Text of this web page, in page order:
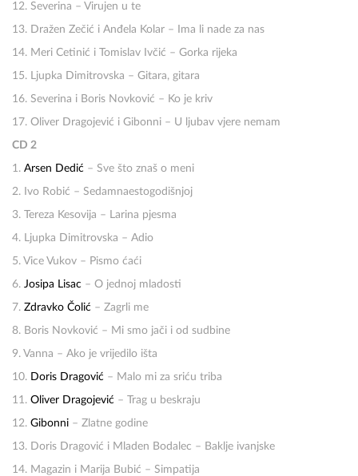
12. Severina – Virujen u te
13. Dražen Zečić i Anđela Kolar – Ima li nade za nas
14. Meri Cetinić i Tomislav Ivčić – Gorka rijeka
15. Ljupka Dimitrovska – Gitara, gitara
16. Severina i Boris Novković – Ko je kriv
17. Oliver Dragojević i Gibonni – U ljubav vjere nemam
CD 2
1. Arsen Dedić – Sve što znaš o meni
2. Ivo Robić – Sedamnaestogodišnjoj
3. Tereza Kesovija – Larina pjesma
4. Ljupka Dimitrovska – Adio
5. Vice Vukov – Pismo ćaći
6. Josipa Lisac – O jednoj mladosti
7. Zdravko Čolić – Zagrli me
8. Boris Novković – Mi smo jači i od sudbine
9. Vanna – Ako je vrijedilo išta
10. Doris Dragović – Malo mi za sriću triba
11. Oliver Dragojević – Trag u beskraju
12. Gibonni – Zlatne godine
13. Doris Dragović i Mladen Bodalec – Baklje ivanjske
14. Magazin i Marija Bubić – Simpatija